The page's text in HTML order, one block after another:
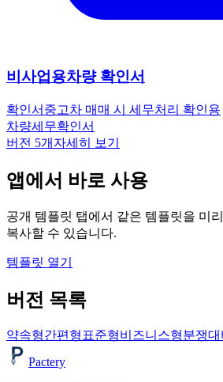
비사업용차량 확인서
확인서 중고차 매매 시 세무처리 확인용
차량세무확인서
버전 5개 자세히 보기
앱에서 바로 사용
공개 템플릿 탭에서 같은 템플릿을 미
복사할 수 있습니다.
템플릿 열기
버전 목록
약속형간편형표준형비즈니스형분쟁대
Pactery